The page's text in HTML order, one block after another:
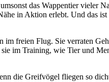
das Wappentier vieler
in Aktion erlebt. Und das
freien Flug. Sie verraten
im Training, wie Tier und
die Greifvögel fliegen so